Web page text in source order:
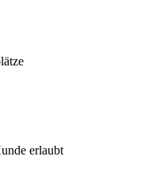
erlaubt